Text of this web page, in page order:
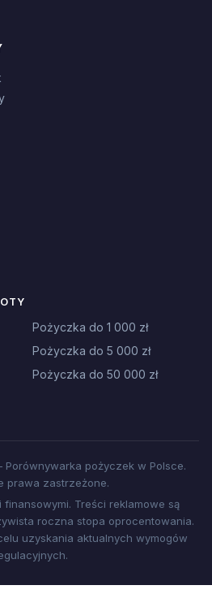
Pożyczka do 1 000 zł
Pożyczka do 5 000 zł
Pożyczka do 50 000 zł
Porównywarka pożyczek w Polsce.
prawa zastrzeżone.
finansowymi. Treści reklamowe są
roczna stopa oprocentowania.
uzyskania aktualnych wymogów